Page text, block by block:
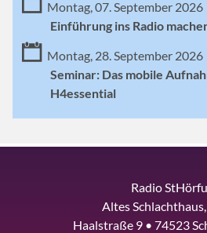
Montag, 07. September 2026
Einführung ins Radio
Montag, 28. September 2026
Seminar: Das mobile
H4essential
Radio
Altes
Haalstraße 9 • 74523